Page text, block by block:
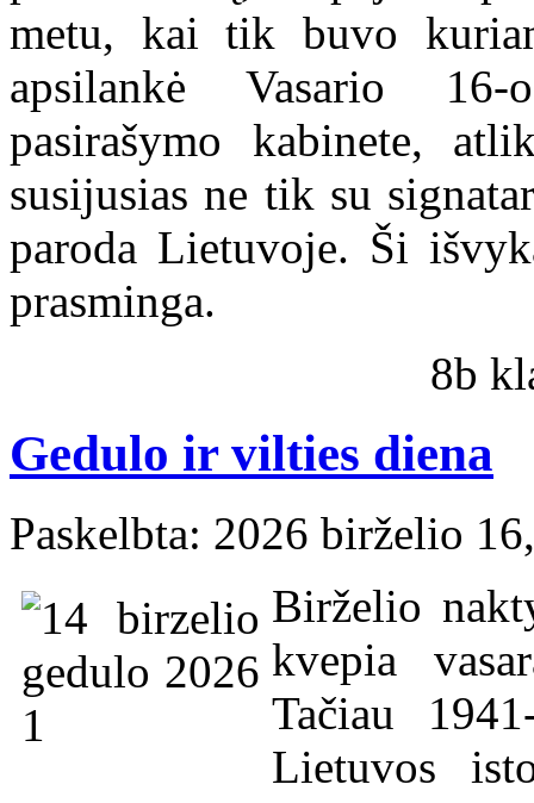
metu, kai tik buvo
apsilankė Vasario 16-
pasirašymo kabinete,
susijusias ne tik su
paroda Lietuvoje. Ši
prasminga.
8b
Gedulo ir vilties diena
Paskelbta: 2026 birželio
Birželio
kvepia
Tačiau
Lietuvos